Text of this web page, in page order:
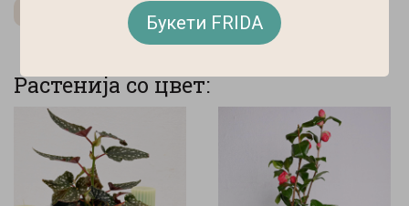
Види ги сите производи во: Зелени растенија
Растенија со цвет:
Букети FRIDA